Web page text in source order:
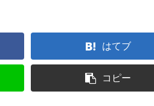
はてブ
コピー